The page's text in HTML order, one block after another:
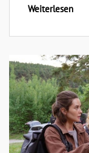
Weiterlesen